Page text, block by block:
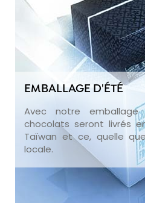
EMBALLAGE D'ÉTÉ
Avec notre
chocolats seront livrés
Taïwan et ce, quelle
locale.